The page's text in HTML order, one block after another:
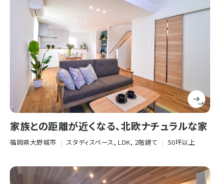
家族との距離が近くなる、北欧ナチュラルな家
福岡県大野城市 | スタディスペース, LDK, 2階建て | 50坪以上